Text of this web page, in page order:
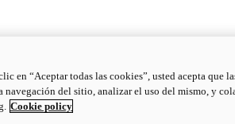
en “Aceptar todas las cookies”, usted acepta que
navegación del sitio, analizar el uso del mismo, y
Cookie policy